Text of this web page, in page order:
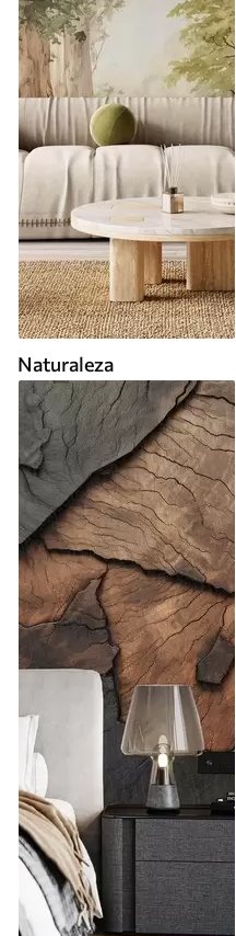
Naturaleza